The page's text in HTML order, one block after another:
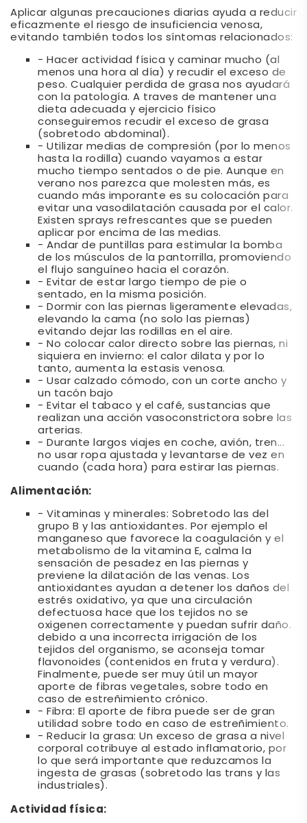
Aplicar algunas precauciones diarias ayuda a reducir
eficazmente el riesgo de insuficiencia venosa,
evitando también todos los síntomas relacionados:
- Hacer actividad física y caminar mucho (al
menos una hora al día) y recudir el exceso de
peso. Cualquier perdida de grasa nos ayudará
con la patología. A traves de mantener una
dieta adecuada y ejercicio físico
conseguiremos recudir el exceso de grasa
(sobretodo abdominal).
- Utilizar medias de compresión (por lo menos
hasta la rodilla) cuando vayamos a estar
mucho tiempo sentados o de pie. Aunque en
verano nos parezca que molesten más, es
cuando más imporante es su colocación para
evitar una vasodilatación causada por el calor.
Existen sprays refrescantes que se pueden
aplicar por encima de las medias.
- Andar de puntillas para estimular la bomba
de los músculos de la pantorrilla, promoviendo
el flujo sanguíneo hacia el corazón.
- Evitar de estar largo tiempo de pie o
sentado, en la misma posición.
- Dormir con las piernas ligeramente elevadas,
elevando la cama (no solo las piernas)
evitando dejar las rodillas en el aire.
- No colocar calor directo sobre las piernas, ni
siquiera en invierno: el calor dilata y por lo
tanto, aumenta la estasis venosa.
- Usar calzado cómodo, con un corte ancho y
un tacón bajo
- Evitar el tabaco y el café, sustancias que
realizan una acción vasoconstrictora sobre las
arterias.
- Durante largos viajes en coche, avión, tren...
no usar ropa ajustada y levantarse de vez en
cuando (cada hora) para estirar las piernas.
Alimentación:
- Vitaminas y minerales: Sobretodo las del
grupo B y las antioxidantes. Por ejemplo el
manganeso que favorece la coagulación y el
metabolismo de la vitamina E, calma la
sensación de pesadez en las piernas y
previene la dilatación de las venas. Los
antioxidantes ayudan a detener los daños del
estrés oxidativo, ya que una circulación
defectuosa hace que los tejidos no se
oxigenen correctamente y puedan sufrir daño.
debido a una incorrecta irrigación de los
tejidos del organismo, se aconseja tomar
flavonoides (contenidos en fruta y verdura).
Finalmente, puede ser muy útil un mayor
aporte de fibras vegetales, sobre todo en
caso de estreñimiento crónico.
- Fibra: El aporte de fibra puede ser de gran
utilidad sobre todo en caso de estreñimiento.
- Reducir la grasa: Un exceso de grasa a nivel
corporal cotribuye al estado inflamatorio, por
lo que será importante que reduzcamos la
ingesta de grasas (sobretodo las trans y las
industriales).
Actividad física: